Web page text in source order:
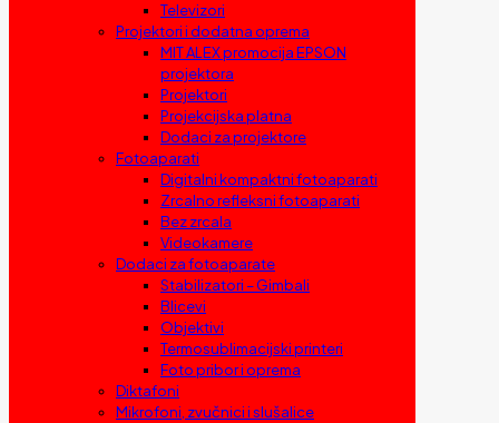
Televizori
Projektori i dodatna oprema
MIT ALEX promocija EPSON
projektora
Projektori
Projekcijska platna
Dodaci za projektore
Fotoaparati
Digitalni kompaktni fotoaparati
Zrcalno refleksni fotoaparati
Bez zrcala
Videokamere
Dodaci za fotoaparate
Stabilizatori – Gimbali
Blicevi
Objektivi
Termosublimacijski printeri
Foto pribor i oprema
Diktafoni
Mikrofoni, zvučnici i slušalice